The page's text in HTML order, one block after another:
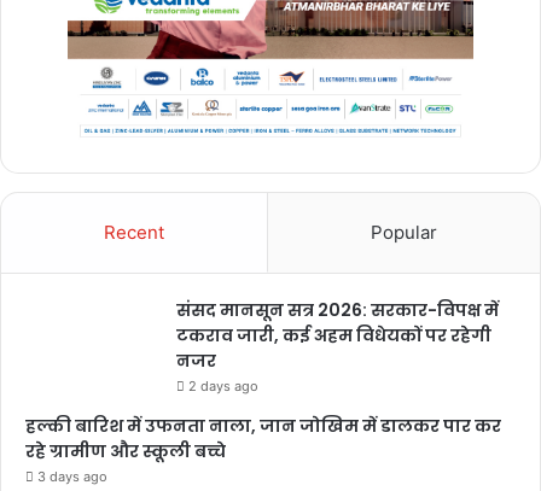
Recent Popular
संसद मानसून सत्र 2026: सरकार-विपक्ष में
टकराव जारी, कई अहम विधेयकों पर रहेगी
नजर
2 days ago
हल्की बारिश में उफनता नाला, जान जोखिम में डालकर पार कर
रहे ग्रामीण और स्कूली बच्चे
3 days ago